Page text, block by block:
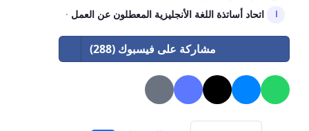
ا اتحاد أساتذة اللغة الأنجليزية المعطلون عن العمل ·
مشاركة على فيسبوك (288)